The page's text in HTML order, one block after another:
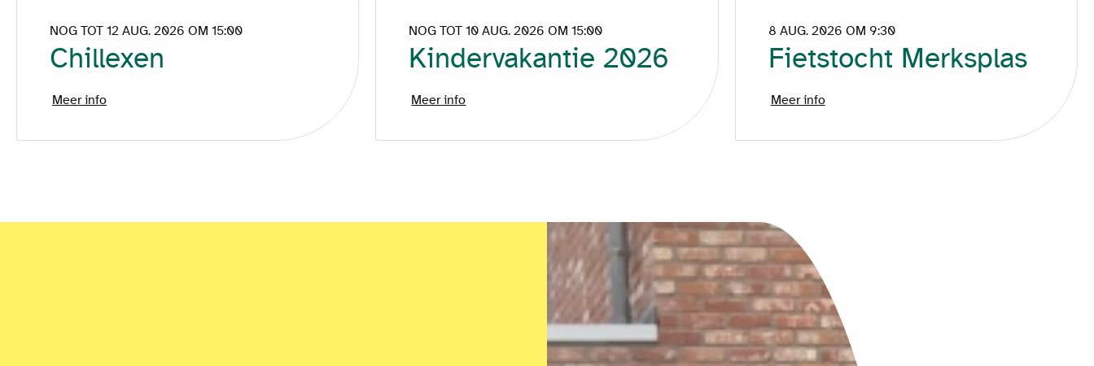
NOG TOT 12 AUG. 2026 OM 15:00
Chillexen
Meer info
NOG TOT 10 AUG. 2026 OM 15:00
Kindervakantie 2026
Meer info
8 AUG. 2026 OM 9:30
Fietstocht Merksplas
Meer info